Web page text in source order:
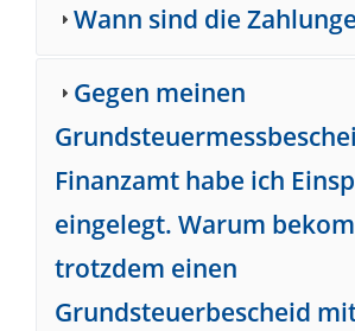
Wann sind die
Gegen meinen
Finanzamt habe ich
eingelegt. Warum
trotzdem einen
Grundsteuerbescheid